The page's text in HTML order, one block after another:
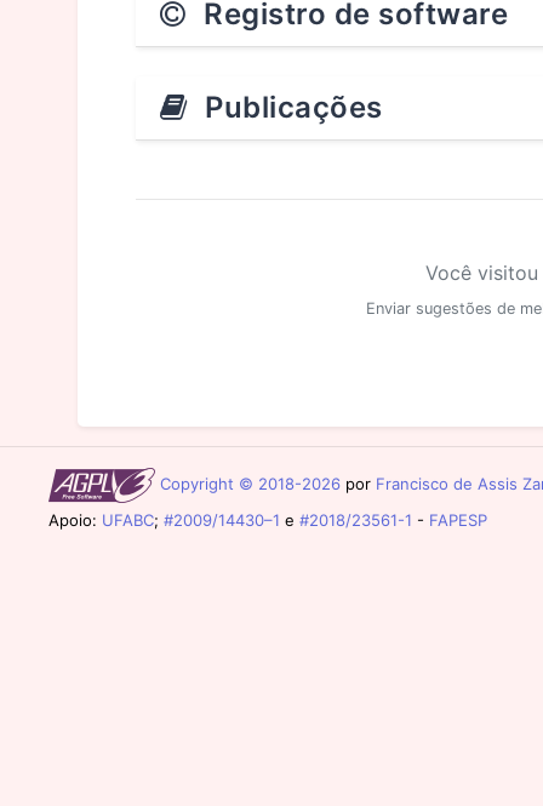
Registro de software
Publicações
Você
Enviar sugestões de
Copyright © 2018-2026 por Francisco de Assis
Apoio: UFABC; #2009/14430–1 e #2018/23561-1 - FAPESP